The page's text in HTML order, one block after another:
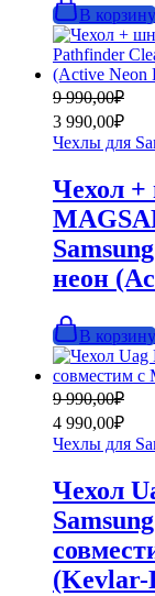
В корзину
9 990,00₽
цена
составляла
9
3 990,00₽
Текущая
цена:
3
990,00₽.
Чехлы для
Чехол +
неон
В корзину
9 990,00₽
цена
составляла
9
4 990,00₽
Текущая
цена:
4
990,00₽.
Чехлы для
Чехол
(Kevlar-